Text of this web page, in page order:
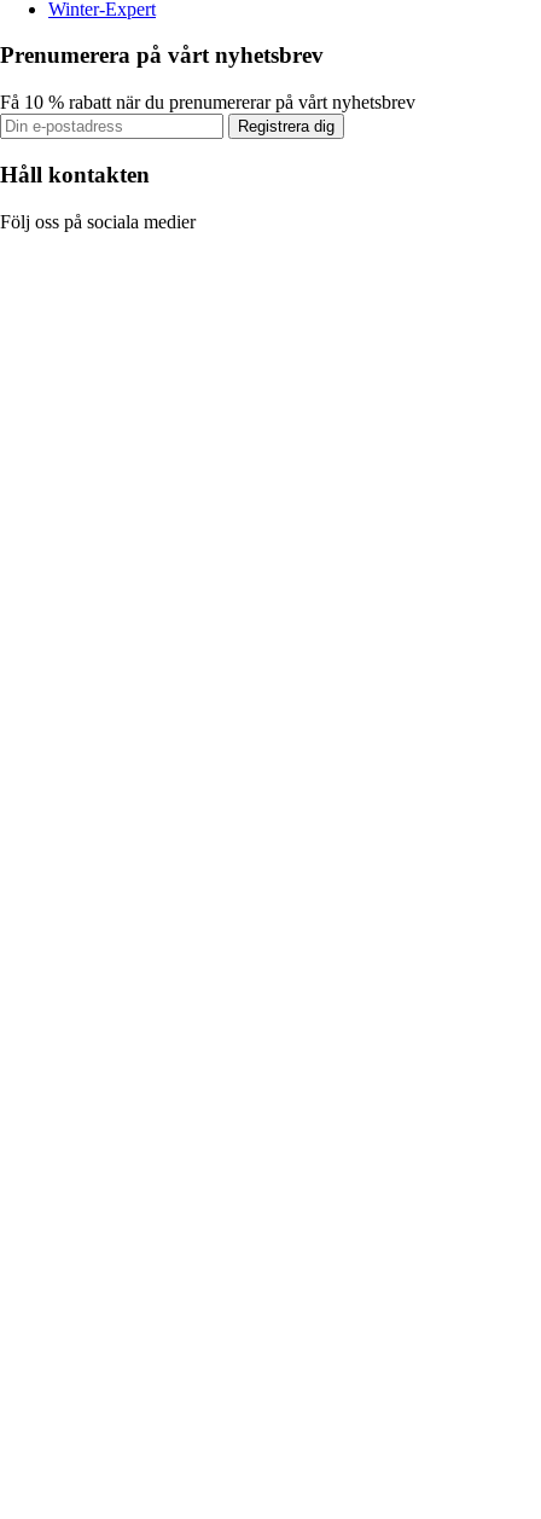
Winter-Expert
Prenumerera på vårt nyhetsbrev
Få 10 % rabatt när du prenumererar på vårt nyhetsbrev
Registrera dig
Håll kontakten
Följ oss på sociala medier